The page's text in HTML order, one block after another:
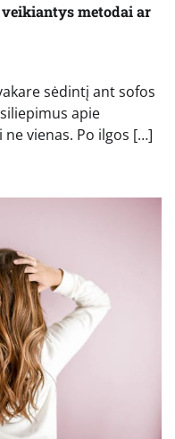
metodai ar
sėdintį ant sofos
apie
vienas. Po ilgos […]